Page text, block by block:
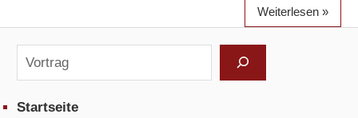
Weiterlesen
Suchen
Startseite